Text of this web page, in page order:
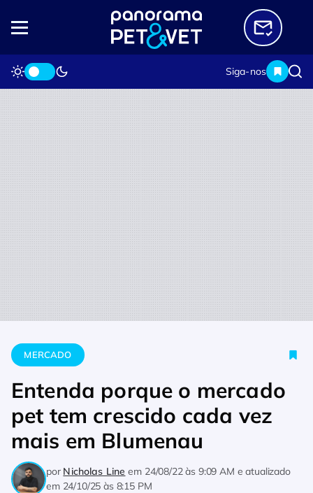
Siga-nos
Home Mercado Entenda porque o mercado pet tem
MERCADO
Entenda porque o mercado
pet tem crescido cada vez
mais em Blumenau
por Nicholas Line em 24/08/22 às 9:09 AM e atualizado
em 24/10/25 às 8:15 PM